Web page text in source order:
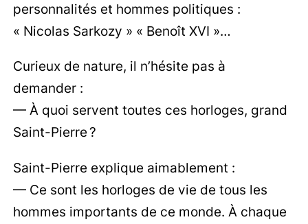
personnalités et hommes politiques :
« Nicolas Sarkozy » « Benoît XVI »…
Curieux de nature, il n’hésite pas à
demander :
— À quoi servent toutes ces horloges, grand
Saint-Pierre ?
Saint-Pierre explique aimablement :
— Ce sont les horloges de vie de tous les
hommes importants de ce monde. À chaque